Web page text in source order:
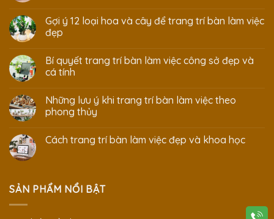
Gợi ý 12 loại hoa và cây để trang trí bàn làm việc
đẹp
Bí quyết trang trí bàn làm việc công sở đẹp và
cá tính
Những lưu ý khi trang trí bàn làm việc theo
phong thủy
Cách trang trí bàn làm việc đẹp và khoa học
SẢN PHẨM NỔI BẬT